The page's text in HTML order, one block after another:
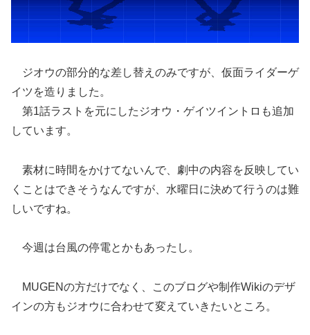
ジオウの部分的な差し替えのみですが、仮面ライダーゲ
イツを造りました。
第1話ラストを元にしたジオウ・ゲイツイントロも追加
しています。
素材に時間をかけてないんで、劇中の内容を反映してい
くことはできそうなんですが、水曜日に決めて行うのは難
しいですね。
今週は台風の停電とかもあったし。
MUGENの方だけでなく、このブログや制作Wikiのデザ
インの方もジオウに合わせて変えていきたいところ。